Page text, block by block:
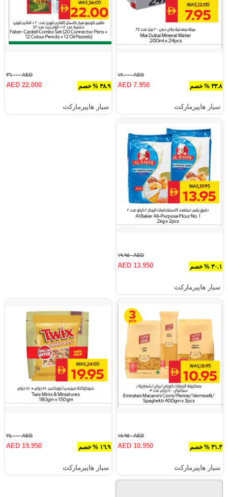
٣٣.٨ % خصم
AED ١٢.٠٠٠
AED 7.950
سبار هايبرماركت
٣٨.٩ % خصم
AED ٣٦.٠٠٠
AED 22.000
سبار هايبرماركت
٣٠.١ % خصم
AED ١٩.٩٥٠
AED 13.950
سبار هايبرماركت
٣١.٣ % خصم
AED ١٥.٩٥٠
AED 10.950
سبار هايبرماركت
١٦.٩ % خصم
AED ٢٤.٠٠٠
AED 19.950
سبار هايبرماركت